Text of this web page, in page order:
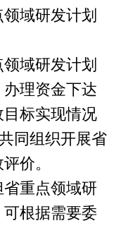
域研发计划
域研发计划
理资金下达
标实现情况
同组织开展省
价。
省重点领域研
根据需要委